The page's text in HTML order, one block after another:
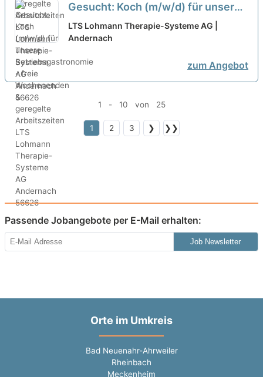
Gesucht: Koch (m/w/d) für unsere
Betriebsgastronomie - freie
Wochenenden & geregelte
LTS Lohmann Therapie-Systeme AG |
Andernach
zum Angebot
1 - 10 von 25
1 2 3 ❯ ❯❯
Passende Jobangebote per E-Mail erhalten:
Job Newsletter
Orte im Umkreis
Bad Neuenahr-Ahrweiler
Rheinbach
Meckenheim